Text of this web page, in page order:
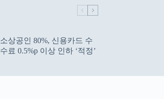
소상공인 80%, 신용카드 수
수료 0.5%p 이상 인하 ‘적정’